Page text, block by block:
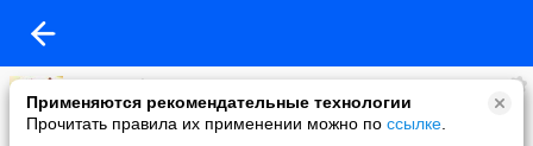
Применяются рекомендательные технологии
Прочитать правила их применении можно по ссылке
елена нефедова
added a photo
25 Nov в 01:43